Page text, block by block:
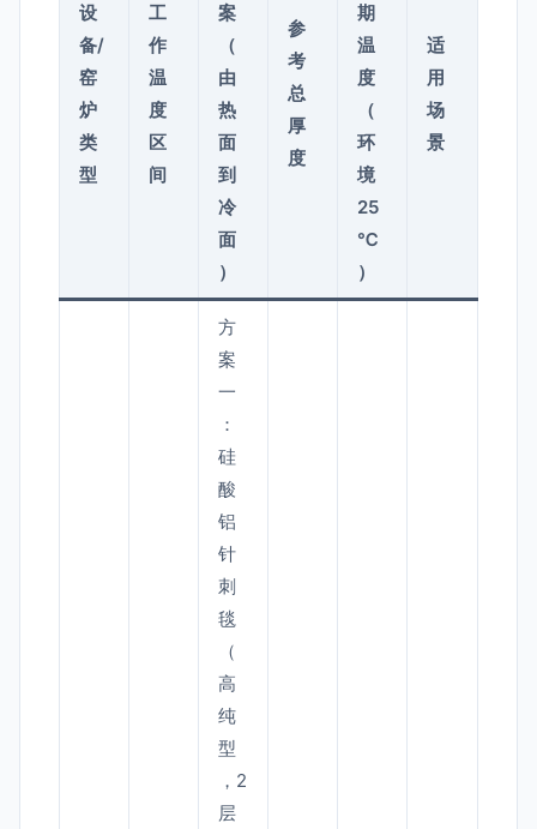
设
备/
窑
炉
类
型
工
作
温
度
区
间
案
（
由
热
面
到
冷
面
）
参
考
总
厚
度
期
温
度
（
环
境
25
℃
）
适
用
场
景
方
案
一
：
硅
酸
铝
针
刺
毯
（
高
纯
型
，2
层